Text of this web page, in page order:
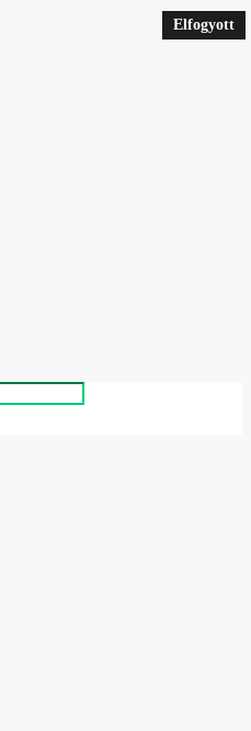
Elfogyott
Elfogyott
Elfogyott